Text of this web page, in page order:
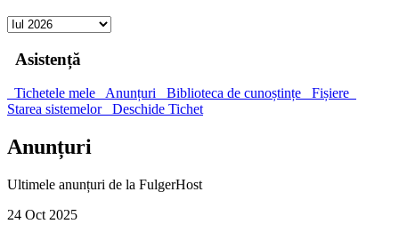
Asistență
Tichetele mele Anunțuri Biblioteca de cunoștințe
Fișiere
Starea sistemelor
Deschide Tichet
Anunțuri
Ultimele anunțuri de la FulgerHost
24 Oct 2025